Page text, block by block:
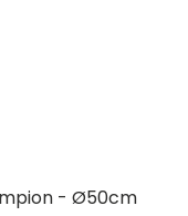
- Ø50cm